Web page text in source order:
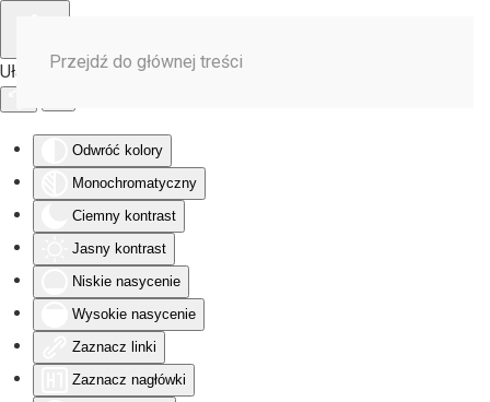
Ułatwienia dostępu
Odwróć kolory
Monochromatyczny
Ciemny kontrast
Jasny kontrast
Niskie nasycenie
Wysokie nasycenie
Zaznacz linki
Zaznacz nagłówki
Przejdź do głównej treści